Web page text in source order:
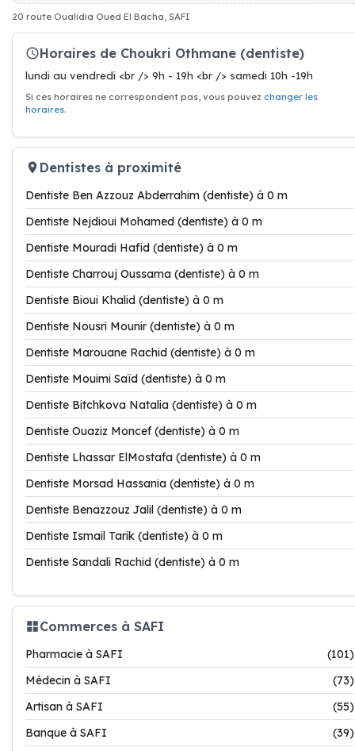
20 route Oualidia Oued El Bacha, SAFI
Horaires de Choukri Othmane (dentiste)
lundi au vendredi <br /> 9h - 19h <br /> samedi 10h -19h
Si ces horaires ne correspondent pas, vous pouvez changer les
horaires.
Dentistes à proximité
Dentiste Ben Azzouz Abderrahim (dentiste) à 0 m
Dentiste Nejdioui Mohamed (dentiste) à 0 m
Dentiste Mouradi Hafid (dentiste) à 0 m
Dentiste Charrouj Oussama (dentiste) à 0 m
Dentiste Bioui Khalid (dentiste) à 0 m
Dentiste Nousri Mounir (dentiste) à 0 m
Dentiste Marouane Rachid (dentiste) à 0 m
Dentiste Mouimi Saïd (dentiste) à 0 m
Dentiste Bitchkova Natalia (dentiste) à 0 m
Dentiste Ouaziz Moncef (dentiste) à 0 m
Dentiste Lhassar ElMostafa (dentiste) à 0 m
Dentiste Morsad Hassania (dentiste) à 0 m
Dentiste Benazzouz Jalil (dentiste) à 0 m
Dentiste Ismail Tarik (dentiste) à 0 m
Dentiste Sandali Rachid (dentiste) à 0 m
Commerces à SAFI
Pharmacie à SAFI
(101)
Médecin à SAFI
(73)
Artisan à SAFI
(55)
Banque à SAFI
(39)